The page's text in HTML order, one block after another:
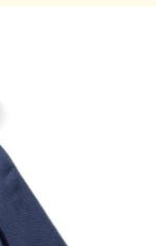
オーセンティッ
現しており、ふ
発色が良く上品
ーは、素材本来
とができ、スウ
タイルへの着回
テッチの凹凸に
カラーは他には
から徐々に色褪
用するほどに上
きます。